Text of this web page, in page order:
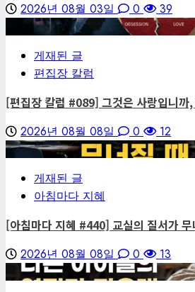
2026년 08월 03일 0
39
게재된 글
편집장 칼럼
[편집장 칼럼 #089] 그것은 사랑입니까
2026년 08월 08일 0
12
2
게재된 글
아침마다 지혜
[아침마다 지혜 #440] 교실의 질서가
2026년 08월 08일 0
13